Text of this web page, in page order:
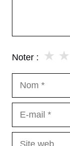
Noter : ★
★